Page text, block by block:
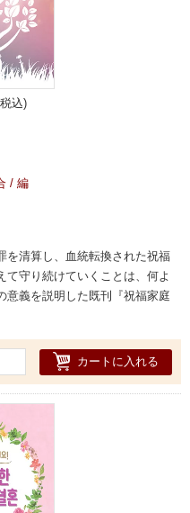
込)
/ 編
を清算し、血統転換された祝福
守り続けていくことは、何よ
意義を説明した既刊『祝福家庭
カートに入れる